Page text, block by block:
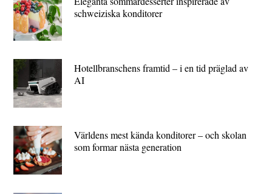
schweiziska konditorer
Hotellbranschens framtid – i en tid präglad av
AI
Världens mest kända konditorer – och skolan
som formar nästa generation